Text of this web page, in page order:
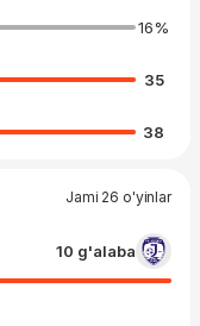
16%
35
38
Jami 26 o'yinlar
10 g'alaba